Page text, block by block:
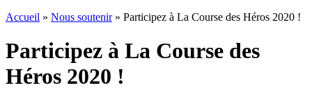
Accueil » Nous soutenir» Participez à La Course des Héros 2020 !
Participez à La Course des
Héros 2020 !